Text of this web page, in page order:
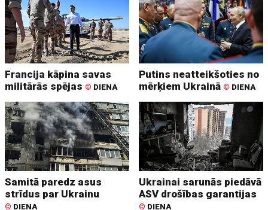
Francija kāpina savas
militārās spējas © DIENA
Putins neatteikšoties no
mērķiem Ukrainā © DIENA
Samitā paredz asus
strīdus par Ukrainu
© DIENA
Ukrainai sarunās piedāvā
ASV drošības garantijas
© DIENA